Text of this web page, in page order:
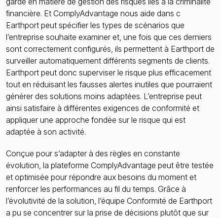
financière. Et ComplyAdvantage nous aide dans c
Earthport peut spécifier les types de scénarios que
l’entreprise souhaite examiner et, une fois que ces derniers
sont correctement configurés, ils permettent à Earthport de
surveiller automatiquement différents segments de clients.
Earthport peut donc superviser le risque plus efficacement
tout en réduisant les fausses alertes inutiles que pourraient
générer des solutions moins adaptées. L’entreprise peut
ainsi satisfaire à différentes exigences de conformité et
appliquer une approche fondée sur le risque qui est
adaptée à son activité.
Conçue pour s’adapter à des règles en constante
évolution, la plateforme ComplyAdvantage peut être testée
et optimisée pour répondre aux besoins du moment et
renforcer les performances au fil du temps. Grâce à
l’évolutivité de la solution, l’équipe Conformité de Earthport
a pu se concentrer sur la prise de décisions plutôt que sur